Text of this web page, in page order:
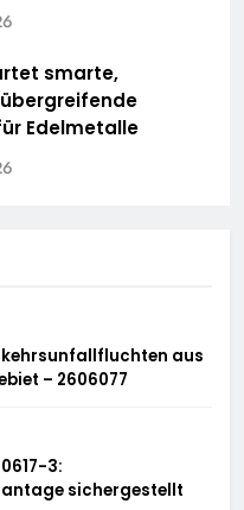
smarte,
Edelmetalle
aus
– 2606077
3:
sichergestellt